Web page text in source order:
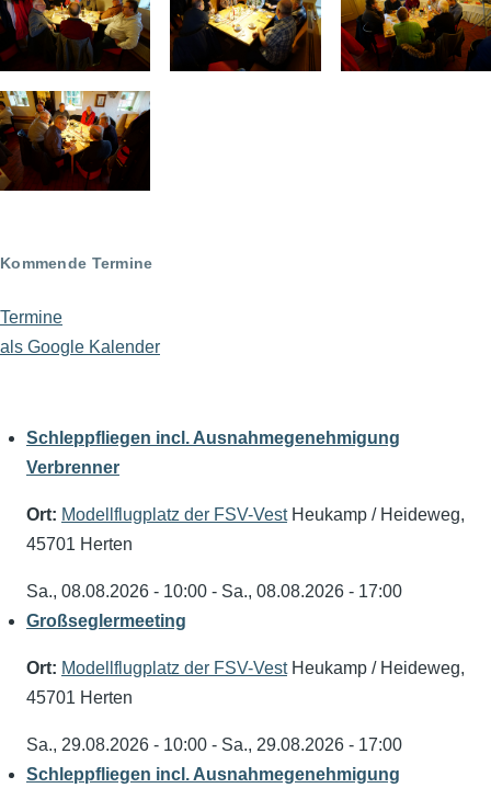
Kommende Termine
Termine
als Google Kalender
Schleppfliegen incl. Ausnahmegenehmigung
Verbrenner
Ort: Modellflugplatz der FSV-VestHeukamp / Heideweg,
45701 Herten
Sa., 08.08.2026 - 10:00 - Sa., 08.08.2026 - 17:00
Großseglermeeting
Ort: Modellflugplatz der FSV-VestHeukamp / Heideweg,
45701 Herten
Sa., 29.08.2026 - 10:00 - Sa., 29.08.2026 - 17:00
Schleppfliegen incl. Ausnahmegenehmigung